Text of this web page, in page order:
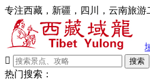
专注西藏，新疆，四川，云南旅

搜索
热门搜索：